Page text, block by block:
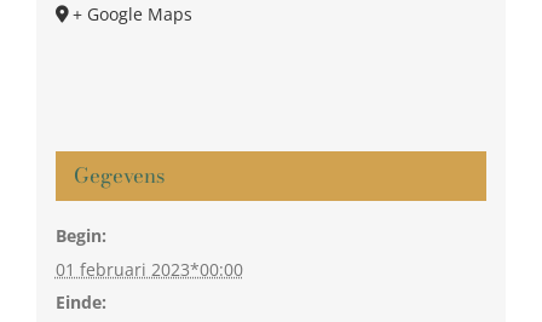
+ Google Maps
Gegevens
Begin:
01 februari 2023*00:00
Einde: